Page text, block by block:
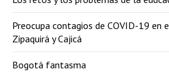
Preocupa contagios de COVID-19 en
Zipaquirá y Cajicá
Bogotá fantasma